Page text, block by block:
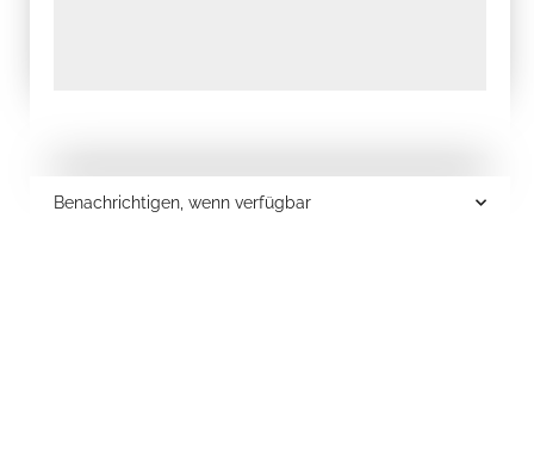
Benachrichtigen, wenn verfügbar